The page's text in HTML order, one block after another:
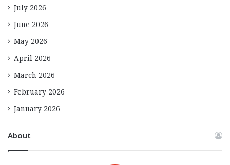
July 2026
June 2026
May 2026
April 2026
March 2026
February 2026
January 2026
About